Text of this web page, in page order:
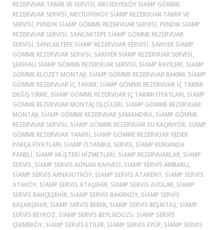
REZERVUAR TAMIR VE SERVISI, MECIDIYEKÖY SIAMP GÖMME
REZERVUAR SERVISI, MECIDIYEKÖY SIAMP REZERVUAR TAMIR VE
SERVISI, PENDIK SIAMP GÖMME REZERVUAR SERVISI, PENDIK SIAMP
REZERVUAR SERVISI, SANCAKTEPE SIAMP GÖMME REZERVUAR
SERVISI, SANCAKTEPE SIAMP REZERVUAR SERVISI, SARIYER SIAMP
GÖMME REZERVUAR SERVISI, SARIYER SIAMP REZERVUAR SERVISI,
ŞERIFALI SIAMP GÖMME REZERVUAR SERVISI, SIAMP BAYILERI, SIAMP
GÖMME KLOZET MONTAJI, SIAMP GÖMME REZERVUAR BAKIMI, SIAMP
GÖMME REZERVUAR İÇ TAKIMI, SIAMP GÖMME REZERVUAR İÇ TAKIMI
DEĞIŞTIRME, SIAMP GÖMME REZERVUAR İÇ TAKIMI FIYATLARI, SIAMP
GÖMME REZERVUAR MONTAJ ÖLÇÜLERI, SIAMP GÖMME REZERVUAR
MONTAJI, SIAMP GÖMME REZERVUAR ŞAMANDIRA, SIAMP GÖMME
REZERVUAR SERVISI, SIAMP GÖMME REZERVUAR SU KAÇIRIYOR, SIAMP
GÖMME REZERVUAR TAMIRI, SIAMP GÖMME REZERVUAR YEDEK
PARÇA FIYATLARI, SIAMP ISTANBUL SERVIS, SIAMP KUMANDA
PANELI, SIAMP MÜŞTERI HIZMETLERI, SIAMP REZERVUARLAR, SIAMP
SERVIS, SIAMP SERVIS ADNAN KAHVECI, SIAMP SERVIS AMBARLI,
SIAMP SERVIS ARNAVUTKÖY, SIAMP SERVIS ATAKENT, SIAMP SERVIS
ATAKÖY, SIAMP SERVIS ATAŞEHIR, SIAMP SERVIS AVCILAR, SIAMP
SERVIS BAHÇEŞEHIR, SIAMP SERVIS BAKIRKÖY, SIAMP SERVIS
BAŞAKŞEHIR, SIAMP SERVIS BEBEK, SIAMP SERVIS BEŞIKTAŞ, SIAMP
SERVIS BEYKOZ, SIAMP SERVIS BEYLIKDÜZÜ, SIAMP SERVIS
ÇEKMEKÖY, SIAMP SERVIS ETILER, SIAMP SERVIS EYÜP, SIAMP SERVIS